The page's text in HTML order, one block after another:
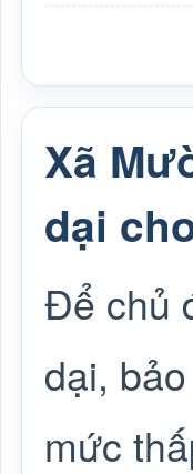
Xã
dại
Để chủ
dại,
mức